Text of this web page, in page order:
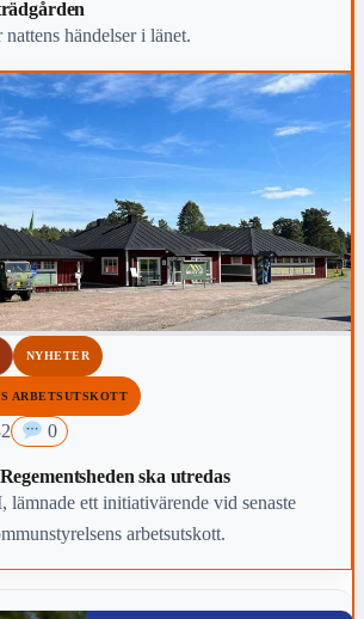
händelser i länet.
NYHETER
ARBETSUTSKOTT
0
ska utredas
ett initiativärende vid senaste
arbetsutskott.